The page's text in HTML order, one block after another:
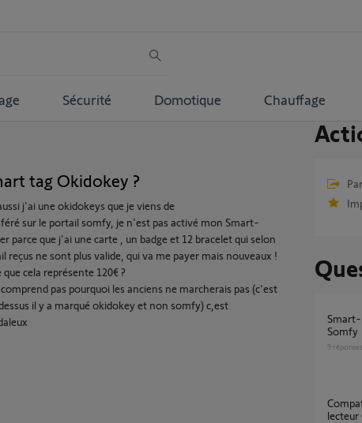
Sécurité Domotique Chauffage
tag Okidokey ?
j'ai une okidokeys que je viens de
sur le portail somfy, je n'est pas activé mon Smart-
parce que j'ai une carte , un badge et 12 bracelet qui selon
reçus ne sont plus valide, qui va me payer mais nouveaux !
que cela représente 120€ ?
pas pourquoi les anciens ne marcherais pas (c'est
il y a marqué okidokey et non somfy) c,est
Smart-reader Okidokeys et Smart-tags
Somfy
9 réponses
Compatibilité serrure connecté Somfy avec
lecteur